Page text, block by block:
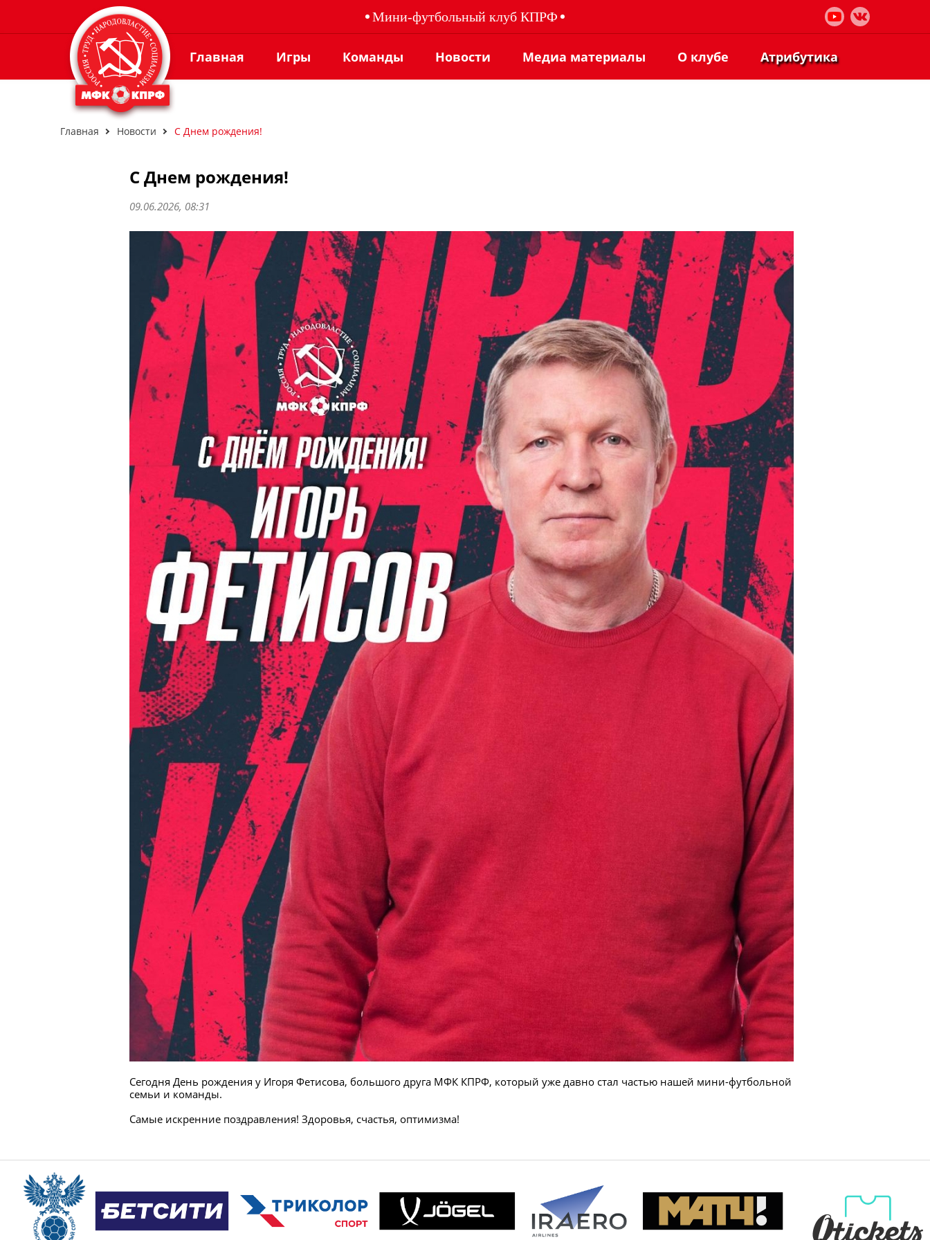
Мини-футбольный клуб КПРФ
Главная Игры Команды Новости Медиа материалы О клубе Атрибутика
Главная Новости С Днем рождения!
С Днем рождения!
09.06.2026, 08:31
Сегодня День рождения у Игоря Фетисова, большого друга МФК КПРФ, который уже давно стал частью нашей мини-футбольной
семьи и команды.
Самые искренние поздравления! Здоровья, счастья, оптимизма!